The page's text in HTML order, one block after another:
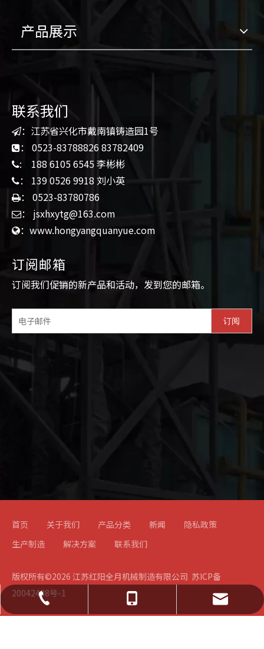
0523-83788826
188 6105 6545
jsxhxytg@163.com
产品展示
联系我们
：江苏省兴化市戴南镇铸造园1号
： 0523-83788826 83782409
: 188 6105 6545 李彬彬
： 139 0526 9918 刘小英
： 0523-83780786
： jsxhxytg@163.com
：www.hongyangquanyue.com
订阅邮箱​​
订阅我们促销的新产品和活动，发到您的邮箱。
订阅
首页 关于我们 产品分类 新闻
隐私政策
生产制造
解决方案 联系我们
版权所有©2026 江苏红阳全月机械制造有限公司 苏ICP备
20042488号-1